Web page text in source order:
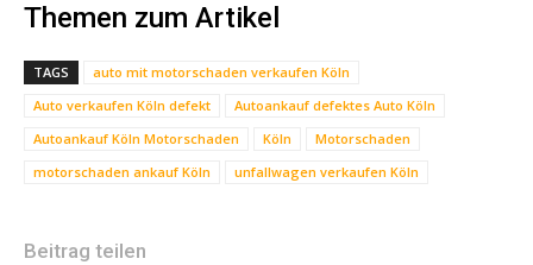
Themen zum Artikel
TAGS
auto mit motorschaden verkaufen Köln
Auto verkaufen Köln defekt
Autoankauf defektes Auto Köln
Autoankauf Köln Motorschaden
Köln
Motorschaden
motorschaden ankauf Köln
unfallwagen verkaufen Köln
Beitrag teilen